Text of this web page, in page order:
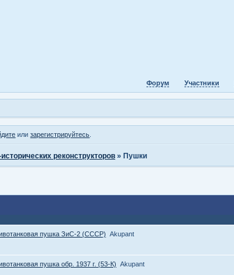
Форум Участники
илизарегистрируйтесь.
реконструкторов »Пушки
пушка ЗиС-2 (СССР) Akupant
пушка обр. 1937 г. (53-К) Akupant